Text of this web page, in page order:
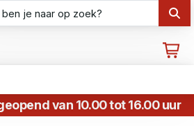
van 10.00 tot 16.00 uur